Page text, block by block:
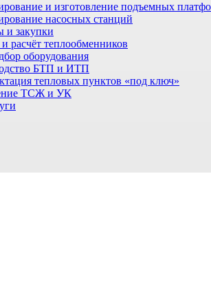
и изготовление подъемных
насосных станций
и закупки
расчёт теплообменников
оборудования
БТП и ИТП
тепловых пунктов «под ключ»
ТСЖ и УК